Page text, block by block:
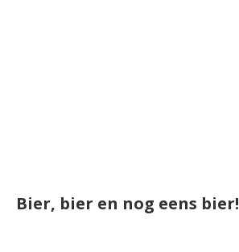
Bier, bier en nog eens bier!